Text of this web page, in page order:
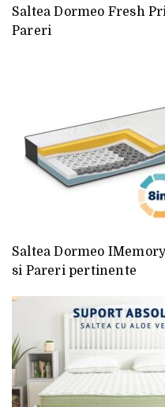
Saltea Dormeo Fresh
Pareri
Saltea Dormeo
si Pareri pertinente